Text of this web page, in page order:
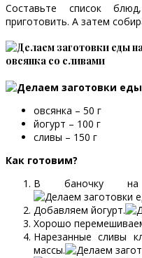
Составьте список
приготовить. А затем
овсянка со сливами
овсянка – 50 г
йогурт – 100 г
сливы – 150 г
Как готовим?
В баночку на
Добавляем йогурт.
Хорошо
Нарезанные сливы
массы.